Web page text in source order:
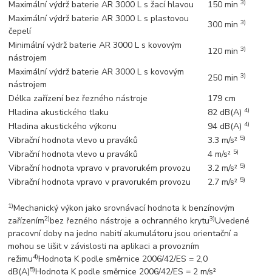
Maximální výdrž baterie AR 3000 L s žací hlavou 150 min3)
Maximální výdrž baterie AR 3000 L s plastovou
čepelí
300 min3)
Minimální výdrž baterie AR 3000 L s kovovým
nástrojem
120 min3)
Maximální výdrž baterie AR 3000 L s kovovým
nástrojem
250 min3)
Délka zařízení bez řezného nástroje
179 cm
Hladina akustického tlaku
82 dB(A)4)
Hladina akustického výkonu 94 dB(A)4)
Vibrační hodnota vlevo u praváků 3.3 m/s² 5)
Vibrační hodnota vlevo u praváků 4 m/s² 5)
Vibrační hodnota vpravo v pravorukém provozu 3.2 m/s² 5)
Vibrační hodnota vpravo v pravorukém provozu 2.7 m/s² 5)
1)Mechanický výkon jako srovnávací hodnota k benzínovým
zařízením2)bez řezného nástroje a ochranného krytu3)Uvedené
pracovní doby na jedno nabití akumulátoru jsou orientační a
mohou se lišit v závislosti na aplikaci a provozním
režimu4)Hodnota K podle směrnice 2006/42/ES = 2,0
dB(A)5)Hodnota K podle směrnice 2006/42/ES = 2 m/s²